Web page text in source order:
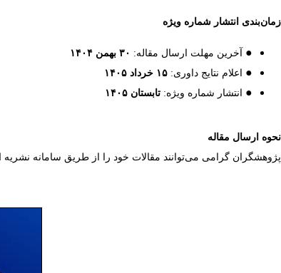
زمان‌بندی انتشار شماره ویژه
● آخرین مهلت ارسال مقاله: ۳۰ بهمن ۱۴۰۴
● اعلام نتایج داوری: ۱۵ خرداد ۱۴۰۵​​​​​​​
● انتشار شماره ویژه: تابستان ۱۴۰۵​​​​​​​
نحوه ارسال مقاله
پژوهشگران گرامی می‌توانند مقالات خود را از طریق سامانه نشریه